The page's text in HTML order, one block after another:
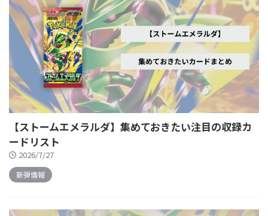
【ストームエメラルダ】集めておきたい注目の収録カ
ードリスト
2026/7/27
新弾情報